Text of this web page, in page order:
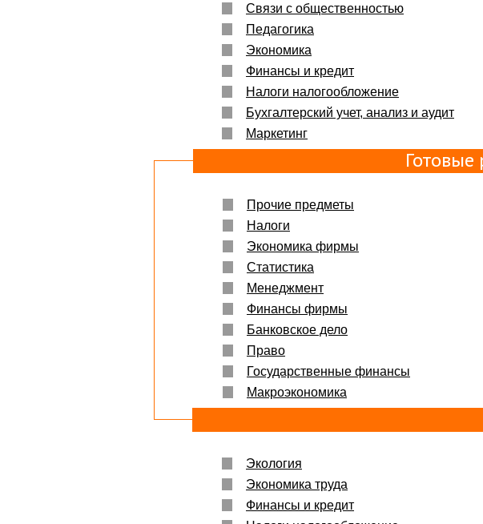
Связи с общественностью
Педагогика
Экономика
Финансы и кредит
Налоги налогообложение
Бухгалтерский учет, анализ и аудит
Маркетинг
Прочие предметы
Налоги
Экономика фирмы
Статистика
Менеджмент
Финансы фирмы
Банковское дело
Право
Государственные финансы
Макроэкономика
Экология
Экономика труда
Финансы и кредит